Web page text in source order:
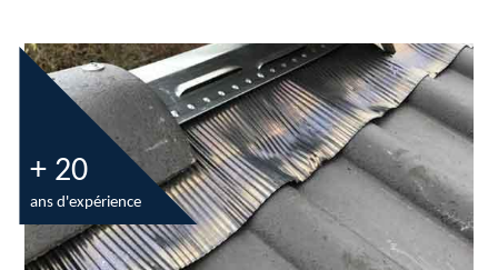
+ 20
ans d'expérience